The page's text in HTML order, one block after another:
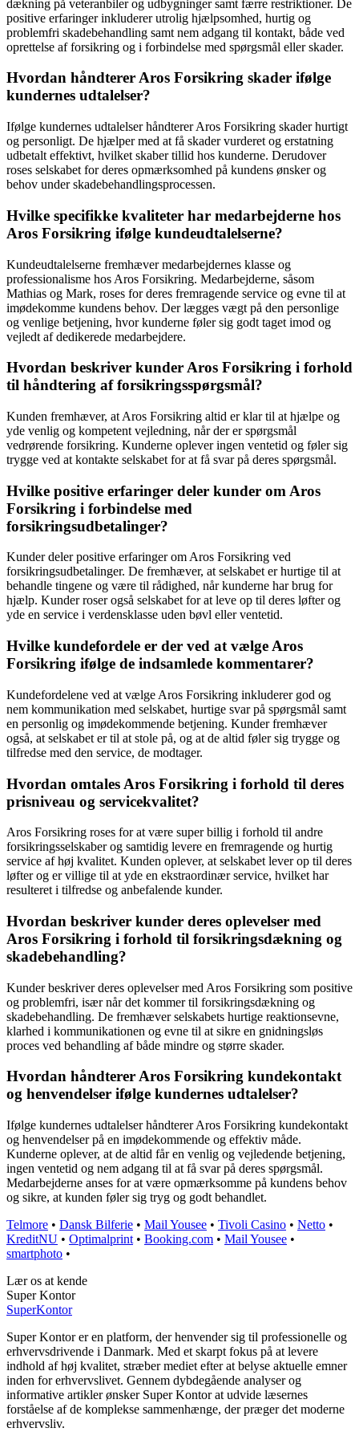
dækning på veteranbiler og udbygninger samt færre restriktioner. De
positive erfaringer inkluderer utrolig hjælpsomhed, hurtig og
problemfri skadebehandling samt nem adgang til kontakt, både ved
oprettelse af forsikring og i forbindelse med spørgsmål eller skader.
Hvordan håndterer Aros Forsikring skader ifølge
kundernes udtalelser?
Ifølge kundernes udtalelser håndterer Aros Forsikring skader hurtigt
og personligt. De hjælper med at få skader vurderet og erstatning
udbetalt effektivt, hvilket skaber tillid hos kunderne. Derudover
roses selskabet for deres opmærksomhed på kundens ønsker og
behov under skadebehandlingsprocessen.
Hvilke specifikke kvaliteter har medarbejderne hos
Aros Forsikring ifølge kundeudtalelserne?
Kundeudtalelserne fremhæver medarbejdernes klasse og
professionalisme hos Aros Forsikring. Medarbejderne, såsom
Mathias og Mark, roses for deres fremragende service og evne til at
imødekomme kundens behov. Der lægges vægt på den personlige
og venlige betjening, hvor kunderne føler sig godt taget imod og
vejledt af dedikerede medarbejdere.
Hvordan beskriver kunder Aros Forsikring i forhold
til håndtering af forsikringsspørgsmål?
Kunden fremhæver, at Aros Forsikring altid er klar til at hjælpe og
yde venlig og kompetent vejledning, når der er spørgsmål
vedrørende forsikring. Kunderne oplever ingen ventetid og føler sig
trygge ved at kontakte selskabet for at få svar på deres spørgsmål.
Hvilke positive erfaringer deler kunder om Aros
Forsikring i forbindelse med
forsikringsudbetalinger?
Kunder deler positive erfaringer om Aros Forsikring ved
forsikringsudbetalinger. De fremhæver, at selskabet er hurtige til at
behandle tingene og være til rådighed, når kunderne har brug for
hjælp. Kunder roser også selskabet for at leve op til deres løfter og
yde en service i verdensklasse uden bøvl eller ventetid.
Hvilke kundefordele er der ved at vælge Aros
Forsikring ifølge de indsamlede kommentarer?
Kundefordelene ved at vælge Aros Forsikring inkluderer god og
nem kommunikation med selskabet, hurtige svar på spørgsmål samt
en personlig og imødekommende betjening. Kunder fremhæver
også, at selskabet er til at stole på, og at de altid føler sig trygge og
tilfredse med den service, de modtager.
Hvordan omtales Aros Forsikring i forhold til deres
prisniveau og servicekvalitet?
Aros Forsikring roses for at være super billig i forhold til andre
forsikringsselskaber og samtidig levere en fremragende og hurtig
service af høj kvalitet. Kunden oplever, at selskabet lever op til deres
løfter og er villige til at yde en ekstraordinær service, hvilket har
resulteret i tilfredse og anbefalende kunder.
Hvordan beskriver kunder deres oplevelser med
Aros Forsikring i forhold til forsikringsdækning og
skadebehandling?
Kunder beskriver deres oplevelser med Aros Forsikring som positive
og problemfri, især når det kommer til forsikringsdækning og
skadebehandling. De fremhæver selskabets hurtige reaktionsevne,
klarhed i kommunikationen og evne til at sikre en gnidningsløs
proces ved behandling af både mindre og større skader.
Hvordan håndterer Aros Forsikring kundekontakt
og henvendelser ifølge kundernes udtalelser?
Ifølge kundernes udtalelser håndterer Aros Forsikring kundekontakt
og henvendelser på en imødekommende og effektiv måde.
Kunderne oplever, at de altid får en venlig og vejledende betjening,
ingen ventetid og nem adgang til at få svar på deres spørgsmål.
Medarbejderne anses for at være opmærksomme på kundens behov
og sikre, at kunden føler sig tryg og godt behandlet.
Telmore • Dansk Bilferie • Mail Yousee • Tivoli Casino • Netto •
KreditNU • Optimalprint • Booking.com • Mail Yousee •
smartphoto •
Lær os at kende
Super Kontor
SuperKontor
Super Kontor er en platform, der henvender sig til professionelle og
erhvervsdrivende i Danmark. Med et skarpt fokus på at levere
indhold af høj kvalitet, stræber mediet efter at belyse aktuelle emner
inden for erhvervslivet. Gennem dybdegående analyser og
informative artikler ønsker Super Kontor at udvide læsernes
forståelse af de komplekse sammenhænge, der præger det moderne
erhvervsliv.